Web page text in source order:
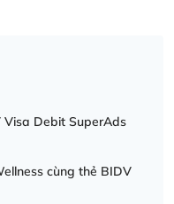
Debit SuperAds
cùng thẻ BIDV